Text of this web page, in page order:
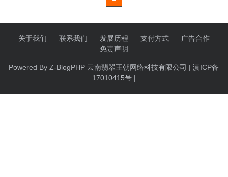
关于我们 联系我们 发展历程 支付方式
广告合作
免责声明
Powered ByZ-BlogPHP 云南翡翠王朝网络科技有限公司 | 滇ICP备
17010415号 |